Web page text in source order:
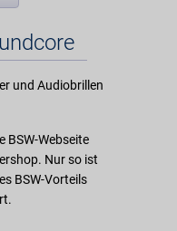
und Audiobrillen
BSW-Webseite
Nur so ist
BSW-Vorteils